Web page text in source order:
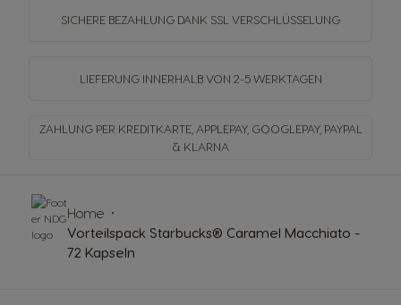
SICHERE BEZAHLUNG DANK SSL VERSCHLÜSSELUNG
LIEFERUNG INNERHALB VON 2-5 WERKTAGEN
ZAHLUNG PER KREDITKARTE, APPLEPAY, GOOGLEPAY, PAYPAL
& KLARNA
Home
Vorteilspack Starbucks® Caramel Macchiato -
72 Kapseln